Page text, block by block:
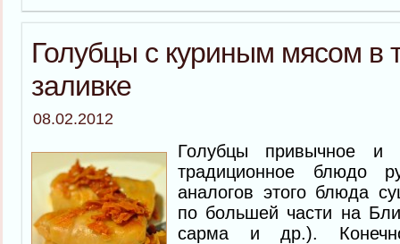
Голубцы с куриным мясом в
заливке
08.02.2012
Голубцы привычное и
традиционное блюдо
аналогов этого блюда
по большей части на
сарма и др.).